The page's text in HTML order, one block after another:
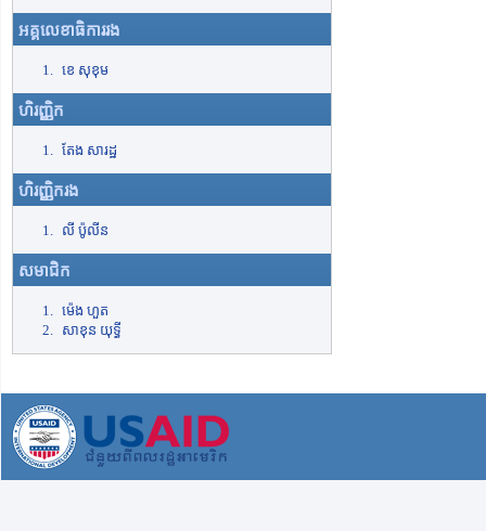
អគ្គលេខាធិការរង
ខេ សុខុម
ហិរញ្ញិក
តែង សារដ្ឋ
ហិរញ្ញិករង
លី ប៉ូលីន
សមាជិក
ម៉េង ហួត
សាខុន យុទ្ធី